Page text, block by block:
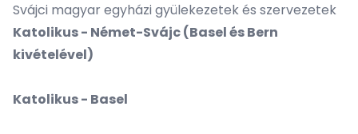
Svájci magyar egyházi gyülekezetek és szervezetek
Katolikus - Német-Svájc (Basel és Bern
kivételével)
Katolikus - Basel